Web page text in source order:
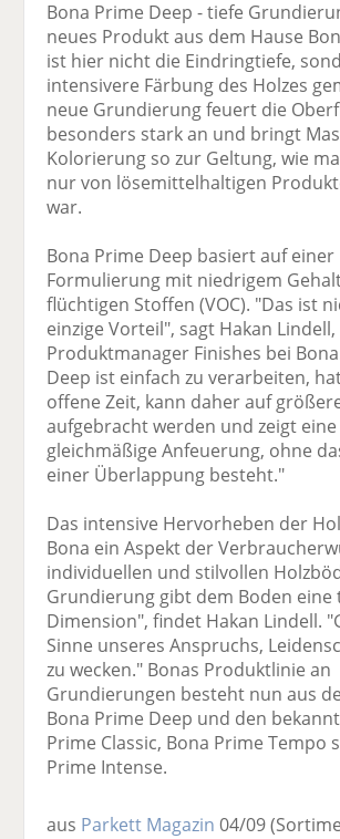
Bona Prime Deep - tiefe
neues Produkt aus dem Hause
ist hier nicht die Eindringtiefe,
intensivere Färbung des Holzes
neue Grundierung feuert die
besonders stark an und bringt
Kolorierung so zur Geltung, wie
nur von lösemittelhaltigen
war.
Bona Prime Deep basiert auf einer
Formulierung mit niedrigem
flüchtigen Stoffen (VOC). "Das ist
einzige Vorteil", sagt Hakan Lindell,
Produktmanager Finishes bei
Deep ist einfach zu verarbeiten,
offene Zeit, kann daher auf
aufgebracht werden und zeigt eine
gleichmäßige Anfeuerung, ohne
einer Überlappung besteht."
Das intensive Hervorheben der
Bona ein Aspekt der
individuellen und stilvollen
Grundierung gibt dem Boden eine
Dimension", findet Hakan Lindell.
Sinne unseres Anspruchs,
zu wecken." Bonas Produktlinie an
Grundierungen besteht nun aus
Bona Prime Deep und den
Prime Classic, Bona Prime Tempo
Prime Intense.
aus Parkett Magazin 04/09